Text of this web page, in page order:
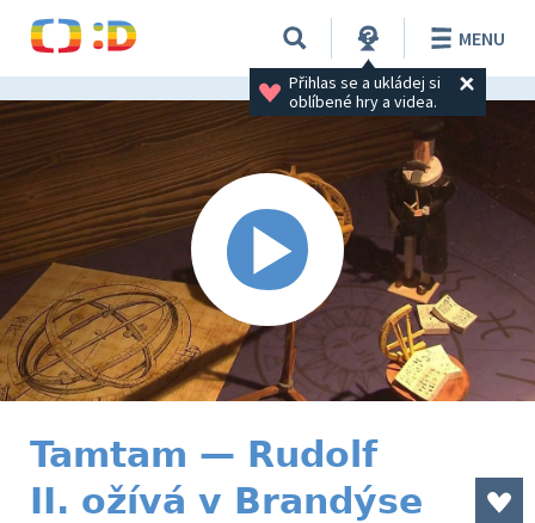
Přihlas se a ukládej si
oblíbené hry a videa.
MENU
Tamtam — Rudolf
II. ožívá v Brandýse